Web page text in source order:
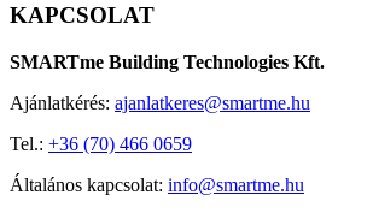
KAPCSOLAT
SMARTme Building Technologies Kft.
Ajánlatkérés: ajanlatkeres@smartme.hu
Tel.: +36 (70) 466 0659
Általános kapcsolat: info@smartme.hu